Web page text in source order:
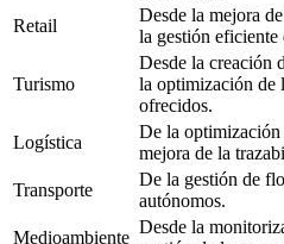
Retail
Desde la mejora
la gestión eficiente
Turismo
Desde la creación
la optimización de
ofrecidos.
Logística
De la optimización
mejora de la
Transporte
De la gestión de
autónomos.
Medioambiente
Desde la